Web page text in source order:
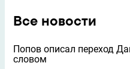
Все новости
Попов описал переход
словом